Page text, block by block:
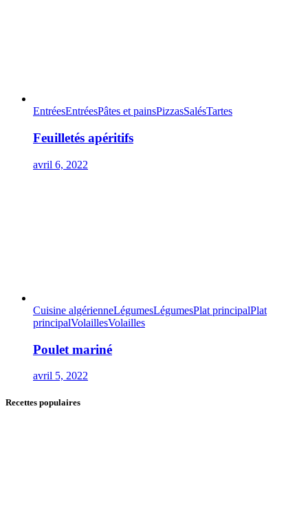
EntréesEntréesPâtes et painsPizzasSalésTartes
Feuilletés apéritifs
avril 6, 2022
Cuisine algérienneLégumesLégumesPlat principalPlat
principalVolaillesVolailles
Poulet mariné
avril 5, 2022
Recettes populaires